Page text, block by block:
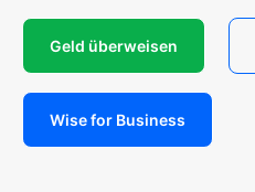
Geld überweisen
Wise for Business